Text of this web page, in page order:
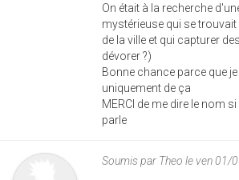
On était à la recherche
mystérieuse qui se
de la ville et qui capturer
dévorer ?)
Bonne chance parce que
uniquement de ça
MERCI de me dire le nom
parle
Soumis par Theo le ven 01/